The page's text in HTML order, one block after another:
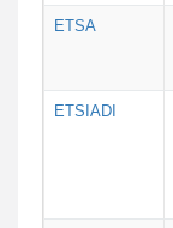
ETSA
ETSIADI